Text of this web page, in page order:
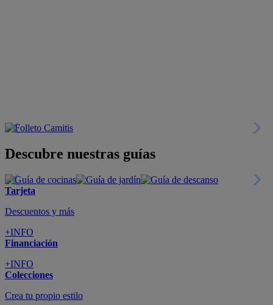
Descubre nuestras guías
Tarjeta
Descuentos y más
+INFO
Financiación
+INFO
Colecciones
Crea tu propio estilo